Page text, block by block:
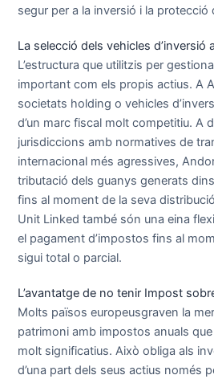
segur per a la inversió i la protecció
La selecció dels vehicles d’inversió
L’estructura que utilitzis per
important com els propis actius. A
societats holding o vehicles
d’un marc fiscal molt competitiu. A
jurisdiccions amb normatives de
internacional més agressives,
tributació dels guanys generats
fins al moment de la seva
Unit Linked també són una eina
el pagament d’impostos fins al
sigui total o parcial.
L’avantatge de no tenir Impost
Molts països europeusgraven la
patrimoni amb impostos anuals
molt significatius. Això obliga als
d’una part dels seus actius només